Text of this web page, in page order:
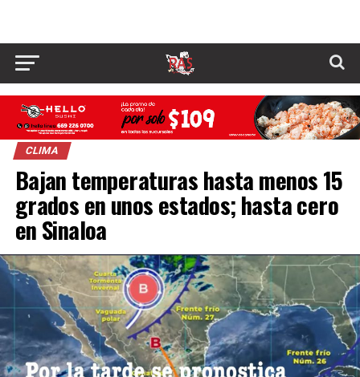
CLIMA
Bajan temperaturas hasta menos 15
grados en unos estados; hasta cero
en Sinaloa